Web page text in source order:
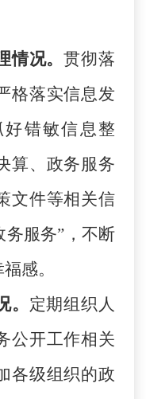
情况。贯彻落
格落实信息发
错敏信息整
算、政务服务
文件等相关信
务服务”，不断
感。
。 定期组织人
公开工作相关
各级组织的政